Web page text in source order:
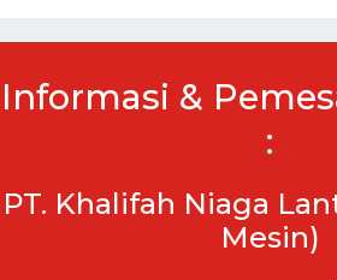
Informasi &
:
PT. Khalifah Niaga
Mesin)